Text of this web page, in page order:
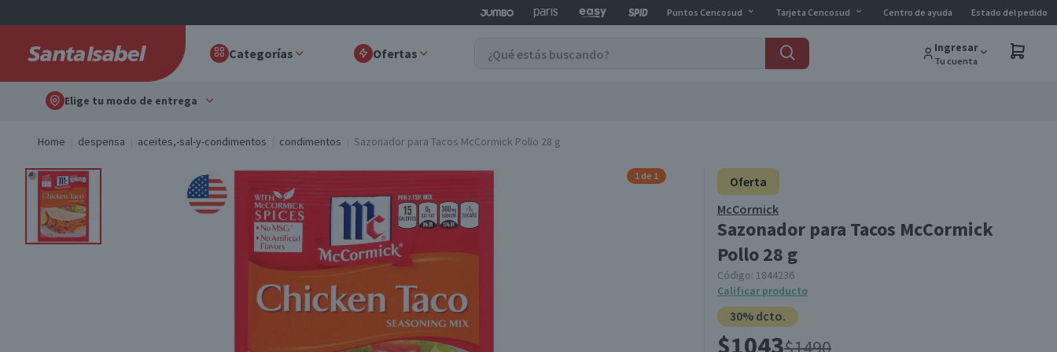
Puntos Cencosud Tarjeta Cencosud Centro de ayuda Estado del pedido
Categorías Ofertas Ingresar
Tu cuenta
Elige tu modo de entrega
Home despensa aceites,-sal-y-condimentos condimentos Sazonador para Tacos McCormick Pollo 28 g
Oferta
McCormick
Sazonador para Tacos McCormick
Pollo 28 g
Código: 1844236
Calificar producto
30% dcto.
$1043
1 de 1